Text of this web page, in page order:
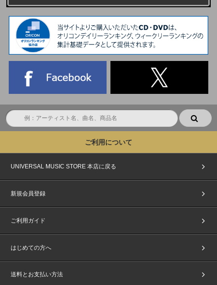
ご利用について
UNIVERSAL MUSIC STORE 本店に戻る
新規会員登録
ご利用ガイド
はじめての方へ
送料とお支払い方法